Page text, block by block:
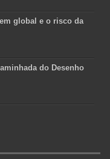
global e o risco da
do Desenho